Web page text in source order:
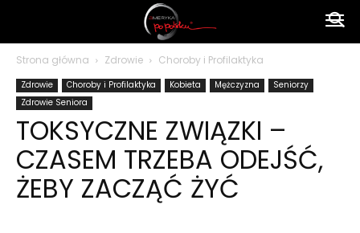
polsku
Strona główna Zdrowie Choroby i Profilaktyka
Zdrowie Choroby i Profilaktyka Kobieta Mężczyzna
Seniorzy
Zdrowie Seniora
TOKSYCZNE ZWIĄZKI –
CZASEM TRZEBA ODEJŚĆ,
ŻEBY ZACZĄĆ ŻYĆ